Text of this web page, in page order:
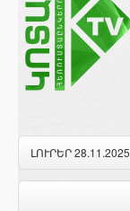
ԼՈՒՐԵՐ 28.11.2025